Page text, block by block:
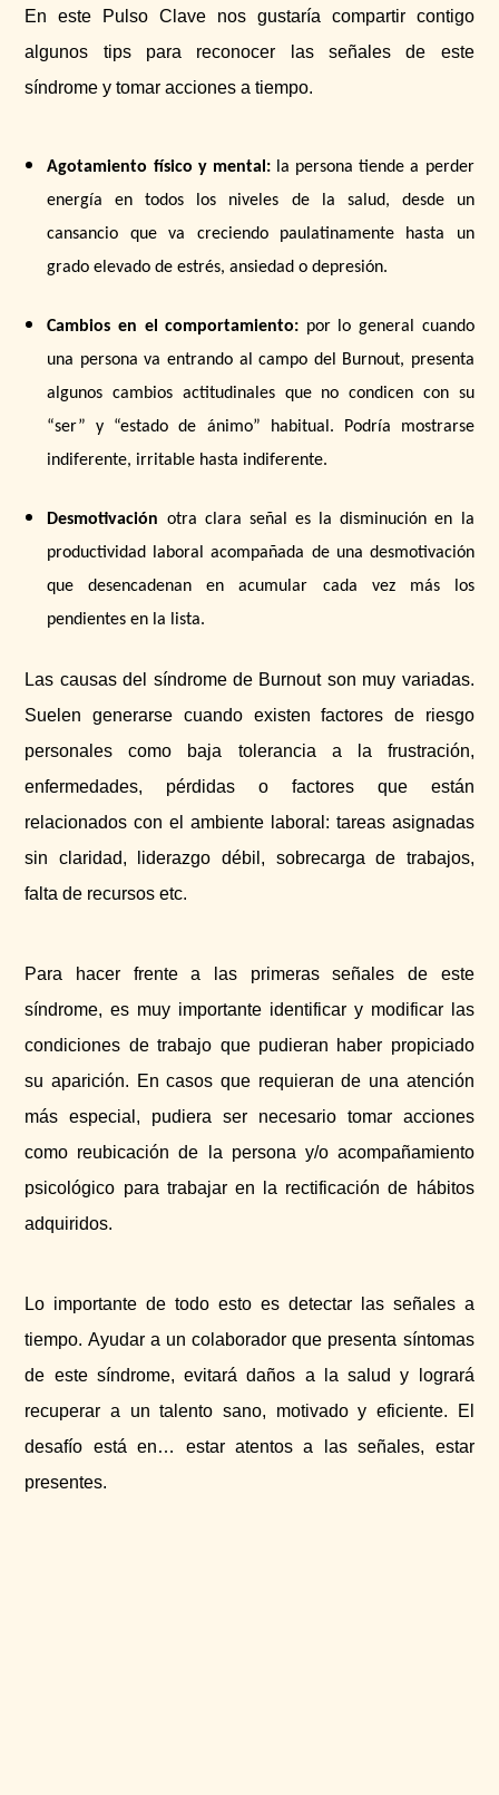
En este Pulso Clave nos gustaría compartir contigo
algunos tips para reconocer las señales de este
síndrome y tomar acciones a tiempo.
Agotamiento físico y mental: la persona tiende a perder
energía en todos los niveles de la salud, desde un
cansancio que va creciendo paulatinamente hasta un
grado elevado de estrés, ansiedad o depresión.
Cambios en el comportamiento: por lo general cuando
una persona va entrando al campo del Burnout, presenta
algunos cambios actitudinales que no condicen con su
“ser” y “estado de ánimo” habitual. Podría mostrarse
indiferente, irritable hasta indiferente.
Desmotivación otra clara señal es la disminución en la
productividad laboral acompañada de una desmotivación
que desencadenan en acumular cada vez más los
pendientes en la lista.
Las causas del síndrome de Burnout son muy variadas.
Suelen generarse cuando existen factores de riesgo
personales como baja tolerancia a la frustración,
enfermedades, pérdidas o factores que están
relacionados con el ambiente laboral: tareas asignadas
sin claridad, liderazgo débil, sobrecarga de trabajos,
falta de recursos etc.
Para hacer frente a las primeras señales de este
síndrome, es muy importante identificar y modificar las
condiciones de trabajo que pudieran haber propiciado
su aparición. En casos que requieran de una atención
más especial, pudiera ser necesario tomar acciones
como reubicación de la persona y/o acompañamiento
psicológico para trabajar en la rectificación de hábitos
adquiridos.
Lo importante de todo esto es detectar las señales a
tiempo. Ayudar a un colaborador que presenta síntomas
de este síndrome, evitará daños a la salud y logrará
recuperar a un talento sano, motivado y eficiente. El
desafío está en… estar atentos a las señales, estar
presentes.